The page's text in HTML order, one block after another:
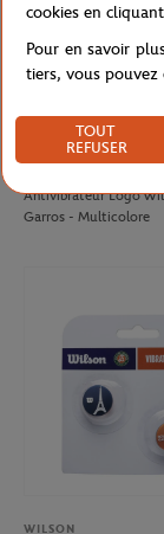
WILSON
Antivibrateur Logo
Garros - Multicolore
WILSON
cookies en
Pour en savoir
tiers, vous
TOUT
REFUSER